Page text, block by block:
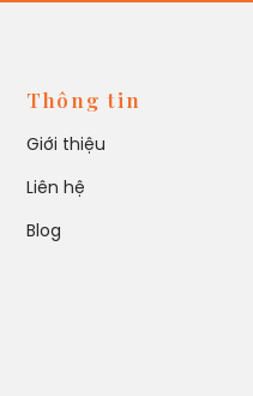
Thông tin
Giới thiệu
Liên hệ
Blog